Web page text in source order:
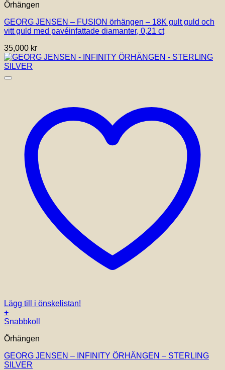
Örhängen
GEORG JENSEN – FUSION örhängen – 18K gult guld och
vitt guld med pavéinfattade diamanter, 0,21 ct
35,000 kr
Lägg till i önskelistan!
+
Snabbkoll
Örhängen
GEORG JENSEN – INFINITY ÖRHÄNGEN – STERLING
SILVER